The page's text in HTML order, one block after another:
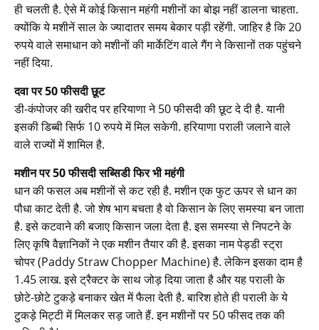
ही चलती है. ऐसे में कोई किसान महंगी मशीनों का बोझ नहीं डालना चाहता.
क्योंकि ये मशीनें साल के ज्यादातर समय बेकार पड़ी रहेंगी. जाहिर है कि 20
रुपये वाले समाधान को मशीनों की मार्केटिंग वाले गैंग ने किसानों तक पहुंचने
नहीं दिया.
दवा पर 50 फीसदी छूट
डी-कंपोजर की खरीद पर हरियाणा ने 50 फीसदी की छूट दे दी है. यानी
इसकी डिब्बी सिर्फ 10 रुपये में मिल सकेगी. हरियाणा पराली जलाने वाले
वाले राज्यों में शामिल है.
मशीन पर 50 फीसदी सब्सिडी फिर भी महंगी
धान की फसल अब मशीनों से कट रही है. मशीन एक फुट ऊपर से धान का
पौधा काट देती है. जो शेष भाग बचता है वो किसान के लिए समस्या बन जाता
है. इसे कटवाने की बजाए किसान जला देता है. इस समस्या से निपटने के
लिए कृषि वैज्ञानिकों ने एक मशीन तैयार की है. इसका नाम पेड्डी स्ट्रा
चोपर (Paddy Straw Chopper Machine) है. लेकिन इसका दाम है
1.45 लाख. इसे ट्रैक्टर के साथ जोड़ दिया जाता है और यह पराली के
छोटे-छोटे टुकड़े बनाकर खेत में फैला देती है. बारिश होते ही पराली के ये
टुकड़े मिट्टी में मिलकर सड़ जाते हैं. इन मशीनों पर 50 फीसद तक की